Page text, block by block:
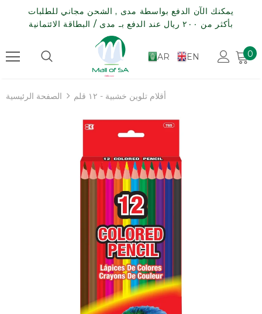
يمكنك الآن الدفع بواسطة مدى , الشحن مجاني للطلبات
بأكثر من ٢٠٠ ريال عند الدفع بـ مدى / البطاقة الائتمانية
AR EN 0
الصفحة الرئيسية أقلام تلوين خشبية - ١٢ قلم